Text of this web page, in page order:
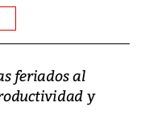
feriados al
y